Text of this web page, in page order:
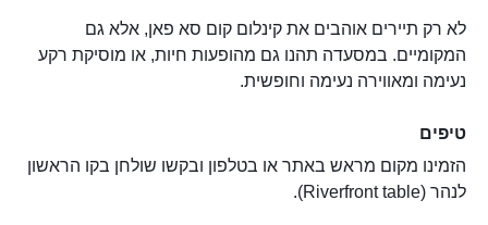
לא רק תיירים אוהבים את קינלום קום סא פאן, אלא גם
המקומיים. במסעדה תהנו גם מהופעות חיות, או מוסיקת רקע
נעימה ומאווירה נעימה וחופשית.
טיפים
הזמינו מקום מראש באתר או בטלפון ובקשו שולחן בקו הראשון
לנהר (Riverfront table).